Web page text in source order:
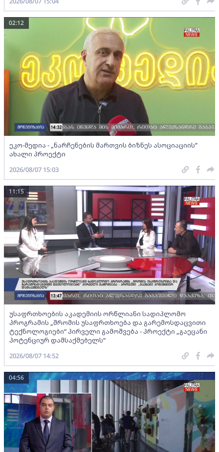
ეკო-მედია - „ნარჩენების მართვის ბიზნეს ასოციაციის”
ახალი პროექტი
02:12
2026/08/07 15:03
უსაფრთხოების აკადემიის ორწლიანი სადიპლომო
პროგრამის „შრომის უსაფრთხოება და გარემოსდაცვითი
ტექნოლოგიები“ პირველი გამოშვება - პროექტი „გაეცანი
პოტენციურ დამსაქმებელს“
11:15
2026/08/07 14:52
04:56